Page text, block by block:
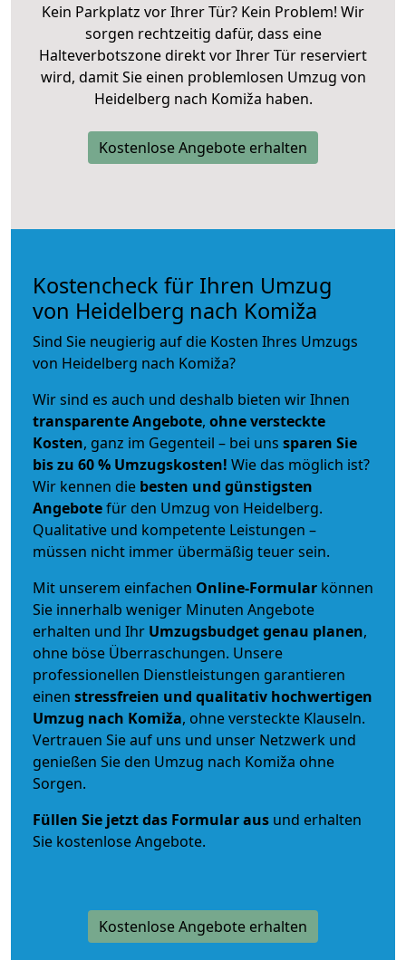
Kein Parkplatz vor Ihrer Tür? Kein Problem! Wir
sorgen rechtzeitig dafür, dass eine
Halteverbotszone direkt vor Ihrer Tür reserviert
wird, damit Sie einen problemlosen Umzug von
Heidelberg nach Komiža haben.
Kostenlose Angebote erhalten
Kostencheck für Ihren Umzug
von Heidelberg nach Komiža
Sind Sie neugierig auf die Kosten Ihres Umzugs
von Heidelberg nach Komiža?
Wir sind es auch und deshalb bieten wir Ihnen
transparente Angebote, ohne versteckte
Kosten, ganz im Gegenteil – bei uns sparen Sie
bis zu 60 % Umzugskosten! Wie das möglich ist?
Wir kennen die besten und günstigsten
Angebotefür den Umzug von Heidelberg.
Qualitative und kompetente Leistungen –
müssen nicht immer übermäßig teuer sein.
Mit unserem einfachen Online-Formular können
Sie innerhalb weniger Minuten Angebote
erhalten und Ihr Umzugsbudgetgenau planen,
ohne böse Überraschungen. Unsere
professionellen Dienstleistungen garantieren
einen stressfreien und qualitativ hochwertigen
Umzug nach Komiža, ohne versteckte Klauseln.
Vertrauen Sie auf uns und unser Netzwerk und
genießen Sie den Umzug nach Komiža ohne
Sorgen.
Füllen Sie jetzt das Formular aus und erhalten
Sie kostenlose Angebote.
Kostenlose Angebote erhalten